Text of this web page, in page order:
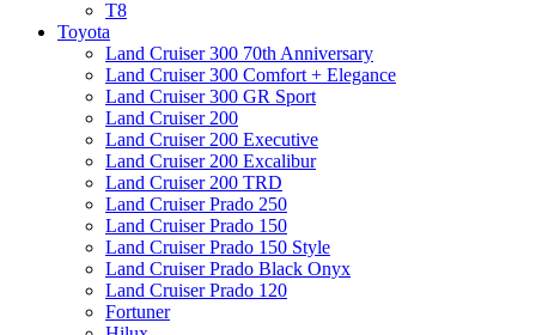
T8
Toyota
Land Cruiser 300 70th Anniversary
Land Cruiser 300 Comfort + Elegance
Land Cruiser 300 GR Sport
Land Cruiser 200
Land Cruiser 200 Executive
Land Cruiser 200 Excalibur
Land Cruiser 200 TRD
Land Cruiser Prado 250
Land Cruiser Prado 150
Land Cruiser Prado 150 Style
Land Cruiser Prado Black Onyx
Land Cruiser Prado 120
Fortuner